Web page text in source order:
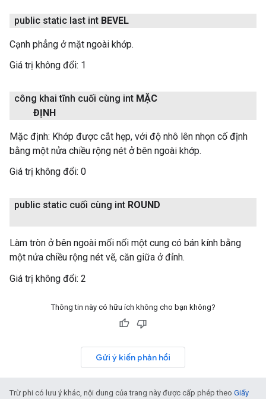
public static last int BEVEL
Cạnh phẳng ở mặt ngoài khớp.
Giá trị không đổi: 1
công khai tĩnh cuối cùng int MẶC
ĐỊNH
Mặc định: Khớp được cắt hẹp, với độ nhô lên nhọn cố định
bằng một nửa chiều rộng nét ở bên ngoài khớp.
Giá trị không đổi: 0
public static cuối cùng int ROUND
Làm tròn ở bên ngoài mối nối một cung có bán kính bằng
một nửa chiều rộng nét vẽ, căn giữa ở đỉnh.
Giá trị không đổi: 2
Thông tin này có hữu ích không cho bạn không?
Gửi ý kiến phản hồi
Trừ phi có lưu ý khác, nội dung của trang này được cấp phép theo Giấy